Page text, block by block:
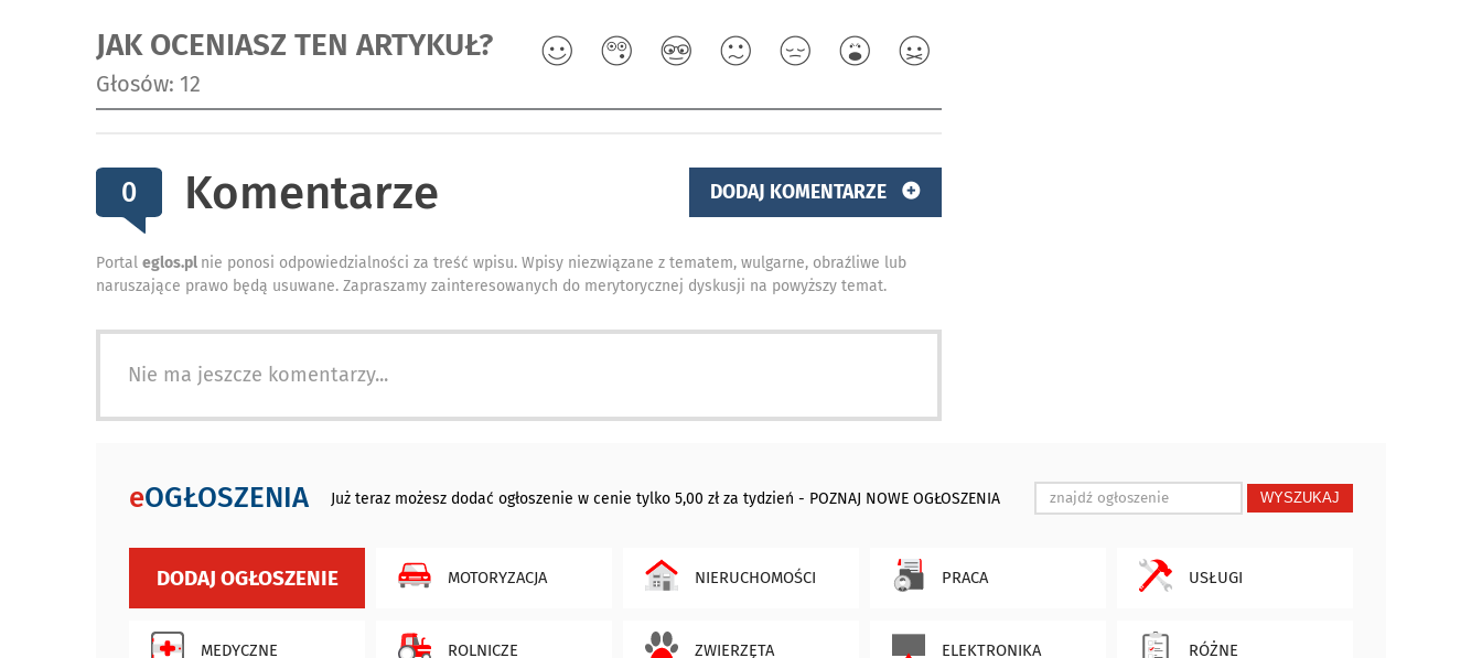
JAK OCENIASZ TEN ARTYKUŁ?
Głosów: 12
0 Komentarze DODAJ KOMENTARZE
Portal eglos.pl nie ponosi odpowiedzialności za treść wpisu. Wpisy niezwiązane z tematem, wulgarne, obraźliwe lub
naruszające prawo będą usuwane. Zapraszamy zainteresowanych do merytorycznej dyskusji na powyższy temat.
Nie ma jeszcze komentarzy...
eOGŁOSZENIA Już teraz możesz dodać ogłoszenie w cenie tylko 5,00 zł za tydzień - POZNAJ NOWE OGŁOSZENIA WYSZUKAJ
DODAJ OGŁOSZENIE MOTORYZACJA NIERUCHOMOŚCI PRACA USŁUGI
MEDYCZNE ROLNICZE ZWIERZĘTA ELEKTRONIKA RÓŻNE